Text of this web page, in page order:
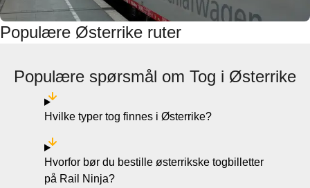
Populære Østerrike ruter
Populære spørsmål om Tog i Østerrike
Hvilke typer tog finnes i Østerrike?
Hvorfor bør du bestille østerrikske togbilletter
på Rail Ninja?